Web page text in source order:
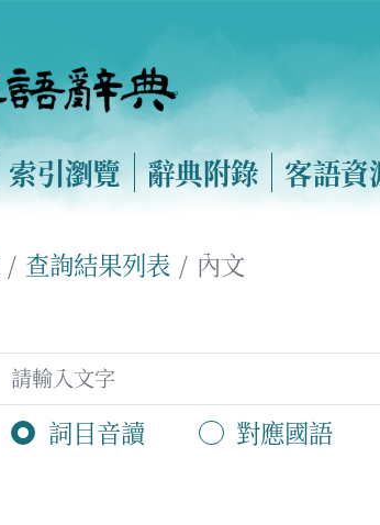
索引瀏覽 辭典附錄 客語資
查詢結果列表 內文
詞目音讀 對應國語